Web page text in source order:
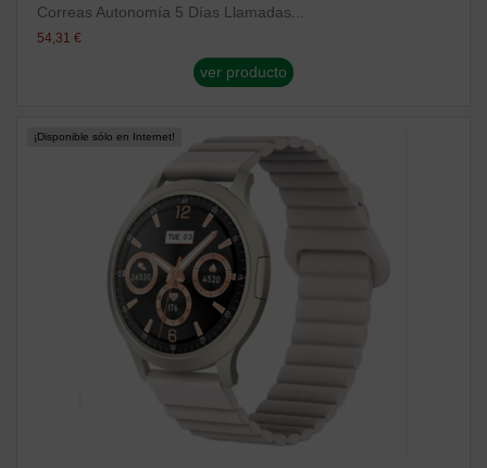
Correas Autonomía 5 Días Llamadas...
54,31 €
ver producto
¡Disponible sólo en Internet!